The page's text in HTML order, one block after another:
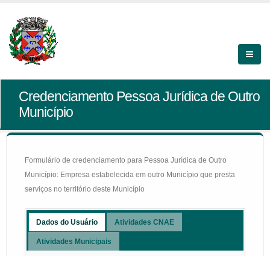
Credenciamento Pessoa Jurídica de Outro
Município
Formulário de credenciamento para Pessoa Jurídica de Outro
Município: Empresa estabelecida em outro Município que presta
serviços no território deste Município
Dados do Usuário Atividades CNAE
Atividades Municipais